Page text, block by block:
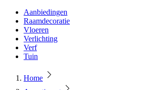
Aanbiedingen
Raamdecoratie
Vloeren
Verlichting
Verf
Tuin
Home